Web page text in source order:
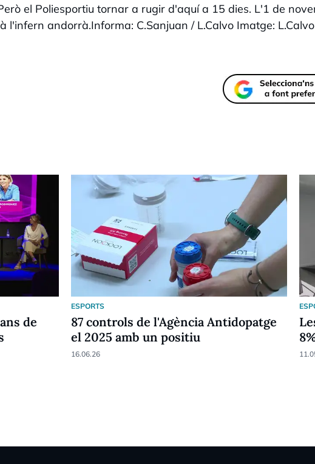
el Poliesportiu tornar a rugir d'aquí a 15 dies. L'1 de
l'infern andorrà.Informa: C.Sanjuan / L.Calvo Imatge: L.Calvo
de
ESPORTS
87 controls de l'Agència Antidopatge
el 2025 amb un positiu
16.06.26